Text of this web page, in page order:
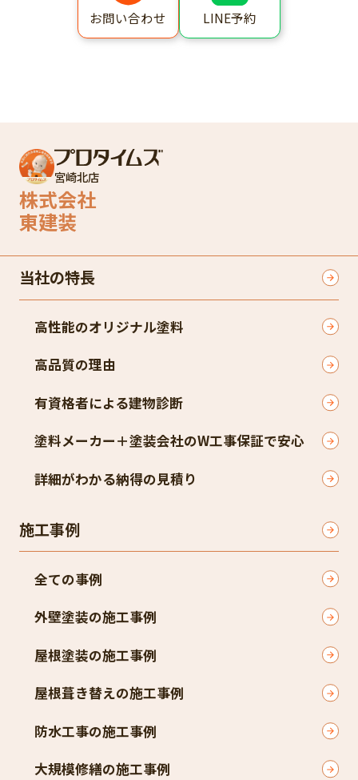
お問い合わせ LINE予約
宮崎北店
株式会社
東建装
当社の特長
高性能のオリジナル塗料
高品質の理由
有資格者による建物診断
塗料メーカー＋塗装会社のW工事保証で安心
詳細がわかる納得の見積り
施工事例
全ての事例
外壁塗装の施工事例
屋根塗装の施工事例
屋根葺き替えの施工事例
防水工事の施工事例
大規模修繕の施工事例